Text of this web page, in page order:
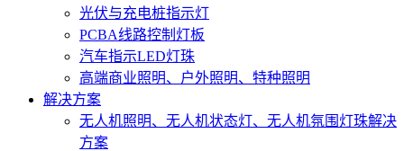
光伏与充电桩指示灯
PCBA线路控制灯板
汽车指示LED灯珠
高端商业照明、户外照明、特种照明
解决方案
无人机照明、无人机状态灯、无人机氛围灯珠解决
方案